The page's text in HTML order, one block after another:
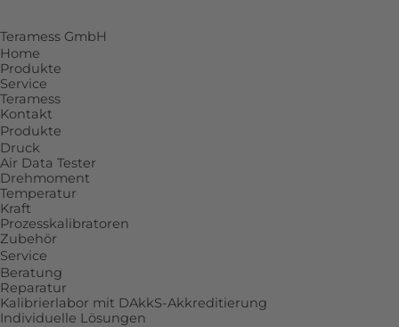
Teramess GmbH
Home
Produkte
Service
Teramess
Kontakt
Produkte
Druck
Air Data Tester
Drehmoment
Temperatur
Kraft
Prozesskalibratoren
Zubehör
Service
Beratung
Reparatur
Kalibrierlabor mit DAkkS-Akkreditierung
Individuelle Lösungen